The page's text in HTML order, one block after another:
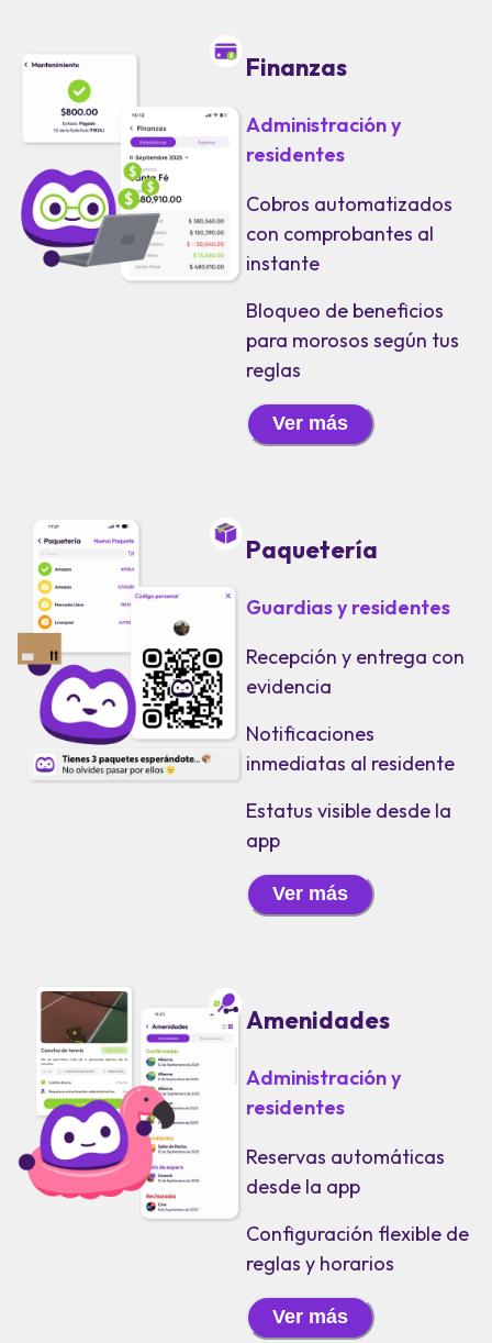
Finanzas
Administración y
residentes
Cobros automatizados
con comprobantes al
instante
Bloqueo de beneficios
para morosos según tus
reglas
Ver más
Paquetería
Guardias y residentes
Recepción y entrega con
evidencia
Notificaciones
inmediatas al residente
Estatus visible desde la
app
Ver más
Amenidades
Administración y
residentes
Reservas automáticas
desde la app
Configuración flexible de
reglas y horarios
Ver más